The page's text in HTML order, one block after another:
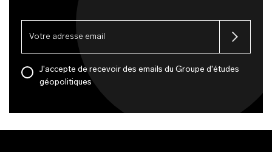
J'accepte de recevoir des emails du Groupe d'études
géopolitiques